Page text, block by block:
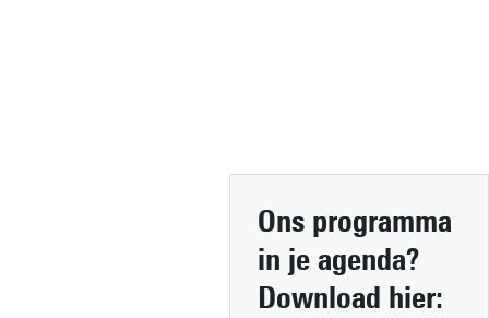
Ons programma
in je agenda?
Download hier: